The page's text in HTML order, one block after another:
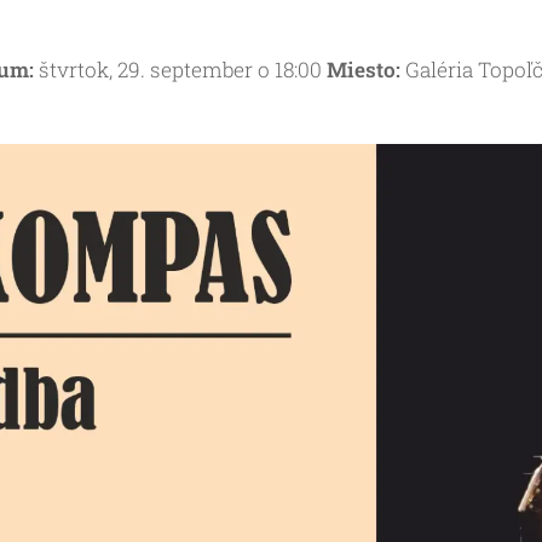
štvrtok, 29. september o 18:00 Miesto: Galéria